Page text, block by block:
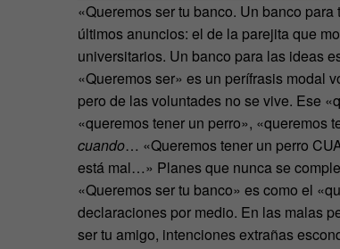
«Queremos ser tu banco. Un banco
últimos anuncios: el de la parejita que
universitarios. Un banco para las ideas
«Queremos ser» es un perífrasis modal
pero de las voluntades no se vive. Ese
«queremos tener un perro»,
cuando… «Queremos tener un perro
está mal…» Planes que nunca se
«Queremos ser tu banco» es como el
declaraciones por medio. En las malas
ser tu amigo, intenciones extrañas